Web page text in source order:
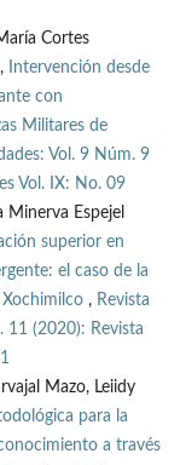
Cortes
Intervención desde
con
Militares de
Vol. 9 Núm. 9
Vol. IX: No. 09
Minerva Espejel
superior en
el caso de la
, Revista
11 (2020): Revista
Mazo, Leiidy
para la
a través